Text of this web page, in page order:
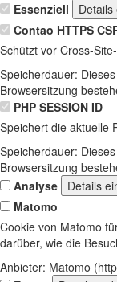
Essenziell
Details
Contao HTTPS
Schützt vor Cross-
Speicherdauer:
Browsersitzung
PHP SESSION ID
Speichert die aktuelle
Speicherdauer:
Browsersitzung
Analyse
Details
Matomo
Cookie von Matomo
darüber, wie die
Anbieter: Matomo